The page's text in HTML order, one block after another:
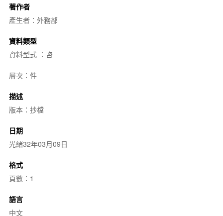
著作者
產生者：外務部
資料類型
資料型式 ：咨
層次：件
描述
版本：抄檔
日期
光緒32年03月09日
格式
頁數：1
語言
中文